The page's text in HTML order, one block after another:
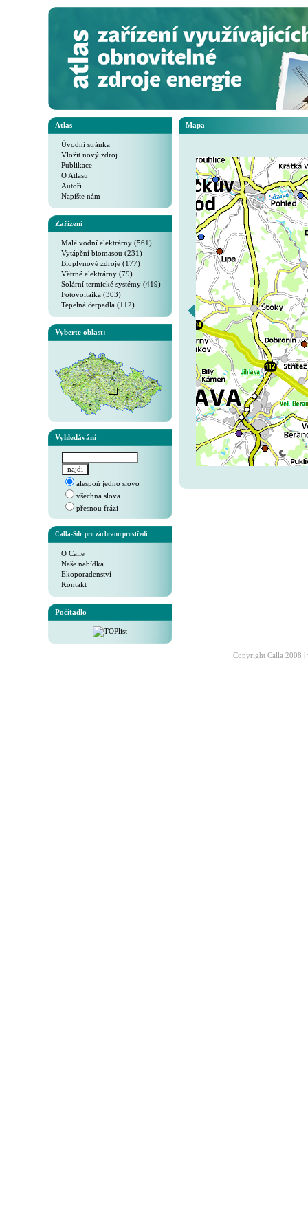
Atlas
Úvodní stránka
Vložit nový zdroj
Publikace
O Atlasu
Autoři
Napište nám
Zařízení
Malé vodní elektrárny (561)
Vytápění biomasou (231)
Bioplynové zdroje (177)
Větrné elektrárny (79)
Solární termické systémy (419)
Fotovoltaika (303)
Tepelná čerpadla (112)
Vyberte oblast:
Vyhledávání
alespoň jedno slovo
všechna slova
přesnou frázi
Calla-Sdr. pro záchranu prostředí
O Calle
Naše nabídka
Ekoporadenství
Kontakt
Počítadlo
Mapa
Copyright Calla 2008 |